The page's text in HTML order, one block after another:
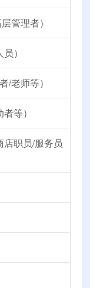
管理者）
）
/老师等）
等）
职员/服务员